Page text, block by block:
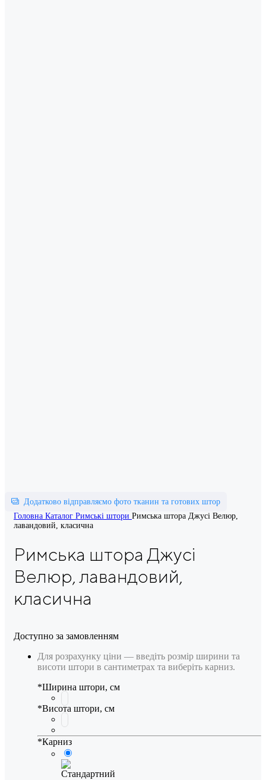
Додатково відправляємо фото тканин та готових штор
Головна Каталог Римські штори Римська штора Джусі Велюр,
лавандовий, класична
Римська штора Джусі
Велюр, лавандовий,
класична
Доступно за замовленням
Для розрахунку ціни — введіть розмір ширини та
висоти штори в сантиметрах та виберіть карниз.
*Ширина штори, см
*Висота штори, см
*Карниз